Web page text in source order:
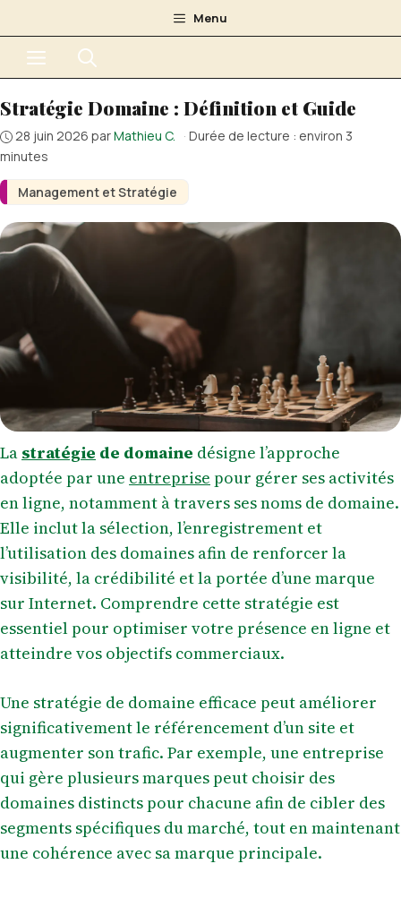
au
contenu
Menu
Menu
Management et Stratégie
Stratégie Domaine : Définition et Guide
28 juin 2026 parMathieu C. · Durée de lecture : environ 3
minutes
La stratégie de domaine désigne l’approche
adoptée par une entreprise pour gérer ses activités
en ligne, notamment à travers ses noms de domaine.
Elle inclut la sélection, l’enregistrement et
l’utilisation des domaines afin de renforcer la
visibilité, la crédibilité et la portée d’une marque
sur Internet. Comprendre cette stratégie est
essentiel pour optimiser votre présence en ligne et
atteindre vos objectifs commerciaux.
Une stratégie de domaine efficace peut améliorer
significativement le référencement d’un site et
augmenter son trafic. Par exemple, une entreprise
qui gère plusieurs marques peut choisir des
domaines distincts pour chacune afin de cibler des
segments spécifiques du marché, tout en maintenant
une cohérence avec sa marque principale.